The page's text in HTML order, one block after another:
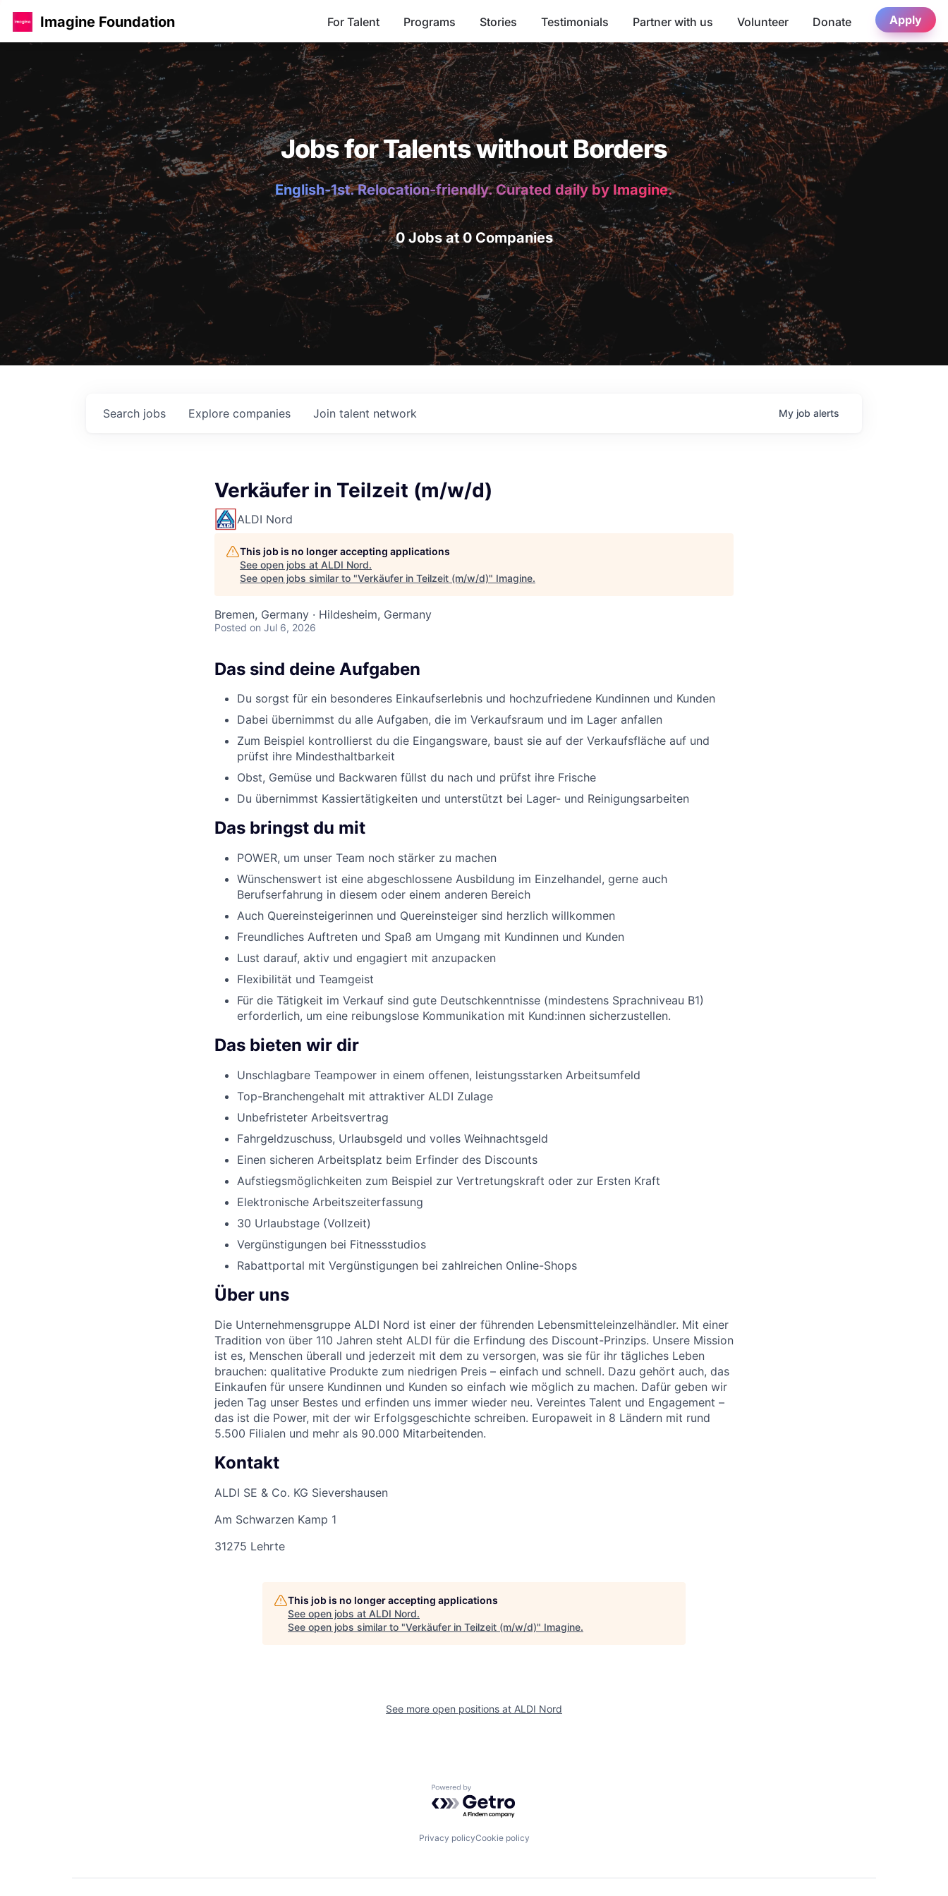
Imagine Foundation For Talent Programs Stories Testimonials Partner with us Volunteer Donate Apply
Jobs for Talents without Borders
English-1st. Relocation-friendly. Curated daily by Imagine.
0 Jobs at 0 Companies
Search jobs Explore companies Join talent network My job alerts
Verkäufer in Teilzeit (m/w/d)
ALDI Nord
This job is no longer accepting applications
See open jobs at ALDI Nord.
See open jobs similar to "Verkäufer in Teilzeit (m/w/d)" Imagine.
Bremen, Germany · Hildesheim, Germany
Posted on Jul 6, 2026
Das sind deine Aufgaben
Du sorgst für ein besonderes Einkaufserlebnis und hochzufriedene Kundinnen und Kunden
Dabei übernimmst du alle Aufgaben, die im Verkaufsraum und im Lager anfallen
Zum Beispiel kontrollierst du die Eingangsware, baust sie auf der Verkaufsfläche auf und
prüfst ihre Mindesthaltbarkeit
Obst, Gemüse und Backwaren füllst du nach und prüfst ihre Frische
Du übernimmst Kassiertätigkeiten und unterstützt bei Lager- und Reinigungsarbeiten
Das bringst du mit
POWER, um unser Team noch stärker zu machen
Wünschenswert ist eine abgeschlossene Ausbildung im Einzelhandel, gerne auch
Berufserfahrung in diesem oder einem anderen Bereich
Auch Quereinsteigerinnen und Quereinsteiger sind herzlich willkommen
Freundliches Auftreten und Spaß am Umgang mit Kundinnen und Kunden
Lust darauf, aktiv und engagiert mit anzupacken
Flexibilität und Teamgeist
Für die Tätigkeit im Verkauf sind gute Deutschkenntnisse (mindestens Sprachniveau B1)
erforderlich, um eine reibungslose Kommunikation mit Kund:innen sicherzustellen.
Das bieten wir dir
Unschlagbare Teampower in einem offenen, leistungsstarken Arbeitsumfeld
Top-Branchengehalt mit attraktiver ALDI Zulage
Unbefristeter Arbeitsvertrag
Fahrgeldzuschuss, Urlaubsgeld und volles Weihnachtsgeld
Einen sicheren Arbeitsplatz beim Erfinder des Discounts
Aufstiegsmöglichkeiten zum Beispiel zur Vertretungskraft oder zur Ersten Kraft
Elektronische Arbeitszeiterfassung
30 Urlaubstage (Vollzeit)
Vergünstigungen bei Fitnessstudios
Rabattportal mit Vergünstigungen bei zahlreichen Online-Shops
Über uns
Die Unternehmensgruppe ALDI Nord ist einer der führenden Lebensmitteleinzelhändler. Mit einer
Tradition von über 110 Jahren steht ALDI für die Erfindung des Discount-Prinzips. Unsere Mission
ist es, Menschen überall und jederzeit mit dem zu versorgen, was sie für ihr tägliches Leben
brauchen: qualitative Produkte zum niedrigen Preis – einfach und schnell. Dazu gehört auch, das
Einkaufen für unsere Kundinnen und Kunden so einfach wie möglich zu machen. Dafür geben wir
jeden Tag unser Bestes und erfinden uns immer wieder neu. Vereintes Talent und Engagement –
das ist die Power, mit der wir Erfolgsgeschichte schreiben. Europaweit in 8 Ländern mit rund
5.500 Filialen und mehr als 90.000 Mitarbeitenden.
Kontakt
ALDI SE & Co. KG Sievershausen
Am Schwarzen Kamp 1
31275 Lehrte
This job is no longer accepting applications
See open jobs at ALDI Nord.
See open jobs similar to "Verkäufer in Teilzeit (m/w/d)" Imagine.
See more open positions at ALDI Nord
Powered by Getro.com
Privacy policyCookie policy